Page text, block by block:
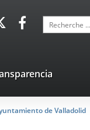
Enlace
aplicación
externa.
Enlace
aplicación
externa.
Recherche
de Valladolid